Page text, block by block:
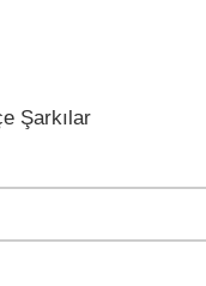
Şarkılar